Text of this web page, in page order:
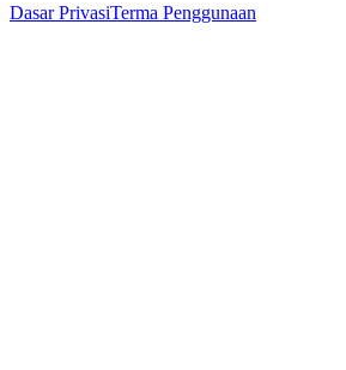
Dasar PrivasiTerma Penggunaan